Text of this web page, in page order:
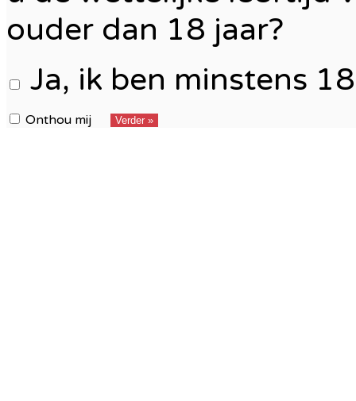
ouder dan 18 jaar?
Ja, ik ben minstens
Onthou mij